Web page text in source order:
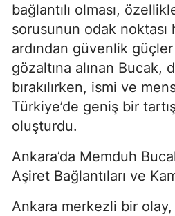
bağlantılı olması,
sorusunun odak noktası
ardından güvenlik güçler
gözaltına alınan Bucak,
bırakılırken, ismi ve
Türkiye’de geniş bir
oluşturdu.
Ankara’da Memduh
Aşiret Bağlantıları ve
Ankara merkezli bir